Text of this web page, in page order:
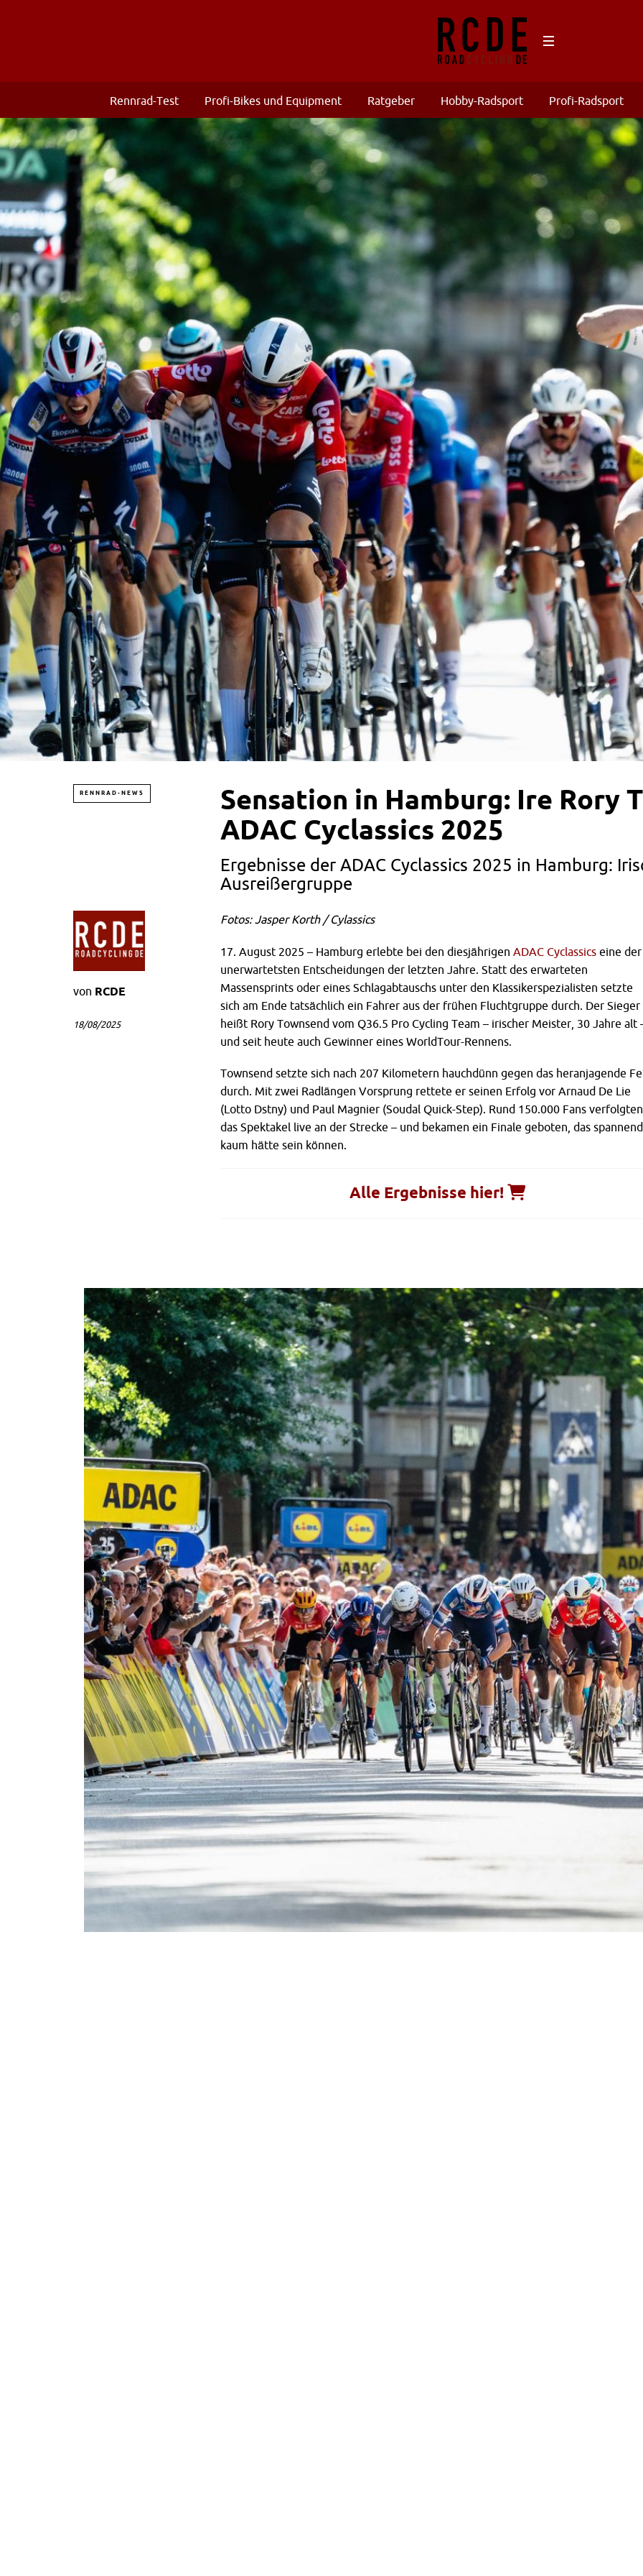
Rennrad-Test Profi-Bikes und Equipment Ratgeber Hobby-Radsport Profi-Radsport
RENNRAD-NEWS
Sensation in Hamburg: Ire Rory
ADAC Cyclassics 2025
Ergebnisse der ADAC Cyclassics 2025 in Hamburg:
Ausreißergruppe
von RCDE
18/08/2025
Fotos: Jasper Korth / Cylassics
17. August 2025 – Hamburg erlebte bei den diesjährigen ADAC Cyclassics eine der
unerwartetsten Entscheidungen der letzten Jahre. Statt des erwarteten
Massensprints oder eines Schlagabtauschs unter den Klassikerspezialisten setzte
sich am Ende tatsächlich ein Fahrer aus der frühen Fluchtgruppe durch. Der Sieger
heißt Rory Townsend vom Q36.5 Pro Cycling Team – irischer Meister, 30 Jahre alt
und seit heute auch Gewinner eines WorldTour-Rennens.
Townsend setzte sich nach 207 Kilometern hauchdünn gegen das heranjagende
durch. Mit zwei Radlängen Vorsprung rettete er seinen Erfolg vor Arnaud De Lie
(Lotto Dstny) und Paul Magnier (Soudal Quick-Step). Rund 150.000 Fans verfolgten
das Spektakel live an der Strecke – und bekamen ein Finale geboten, das
kaum hätte sein können.
Alle Ergebnisse hier!